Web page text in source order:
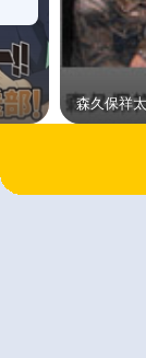
森久保祥